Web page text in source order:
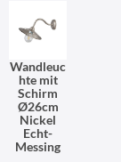
Wandleuc
hte mit
Schirm
Ø26cm
Nickel
Echt-
Messing